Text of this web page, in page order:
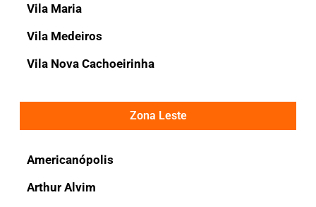
Vila Maria
Vila Medeiros
Vila Nova Cachoeirinha
Zona Leste
Americanópolis
Arthur Alvim